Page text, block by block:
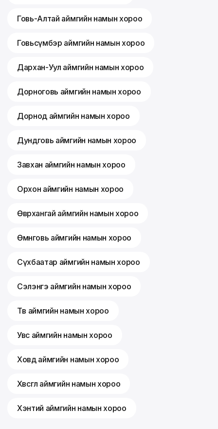
Говь-Алтай аймгийн намын хороо
Говьсүмбэр аймгийн намын хороо
Дархан-Уул аймгийн намын хороо
Дорноговь аймгийн намын хороо
Дорнод аймгийн намын хороо
Дундговь аймгийн намын хороо
Завхан аймгийн намын хороо
Орхон аймгийн намын хороо
Өвөрхангай аймгийн намын хороо
Өмнөговь аймгийн намын хороо
Сүхбаатар аймгийн намын хороо
Сэлэнгэ аймгийн намын хороо
Төв аймгийн намын хороо
Увс аймгийн намын хороо
Ховд аймгийн намын хороо
Хөвсгөл аймгийн намын хороо
Хэнтий аймгийн намын хороо